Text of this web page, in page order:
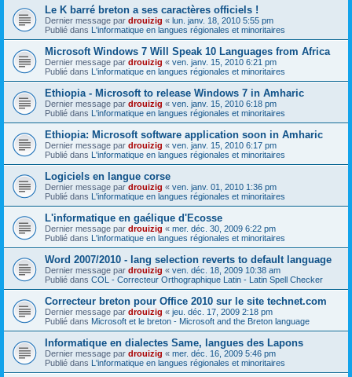
Le K barré breton a ses caractères officiels !
Dernier message par drouizig « lun. janv. 18, 2010 5:55 pm
Publié dans L'informatique en langues régionales et minoritaires
Microsoft Windows 7 Will Speak 10 Languages from Africa
Dernier message par drouizig « ven. janv. 15, 2010 6:21 pm
Publié dans L'informatique en langues régionales et minoritaires
Ethiopia - Microsoft to release Windows 7 in Amharic
Dernier message par drouizig « ven. janv. 15, 2010 6:18 pm
Publié dans L'informatique en langues régionales et minoritaires
Ethiopia: Microsoft software application soon in Amharic
Dernier message par drouizig « ven. janv. 15, 2010 6:17 pm
Publié dans L'informatique en langues régionales et minoritaires
Logiciels en langue corse
Dernier message par drouizig « ven. janv. 01, 2010 1:36 pm
Publié dans L'informatique en langues régionales et minoritaires
L'informatique en gaélique d'Ecosse
Dernier message par drouizig « mer. déc. 30, 2009 6:22 pm
Publié dans L'informatique en langues régionales et minoritaires
Word 2007/2010 - lang selection reverts to default language
Dernier message par drouizig « ven. déc. 18, 2009 10:38 am
Publié dans COL - Correcteur Orthographique Latin - Latin Spell Checker
Correcteur breton pour Office 2010 sur le site technet.com
Dernier message par drouizig « jeu. déc. 17, 2009 2:18 pm
Publié dans Microsoft et le breton - Microsoft and the Breton language
Informatique en dialectes Same, langues des Lapons
Dernier message par drouizig « mer. déc. 16, 2009 5:46 pm
Publié dans L'informatique en langues régionales et minoritaires